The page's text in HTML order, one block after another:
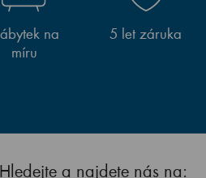
na
míru
5 let záruka
a najdete nás na: